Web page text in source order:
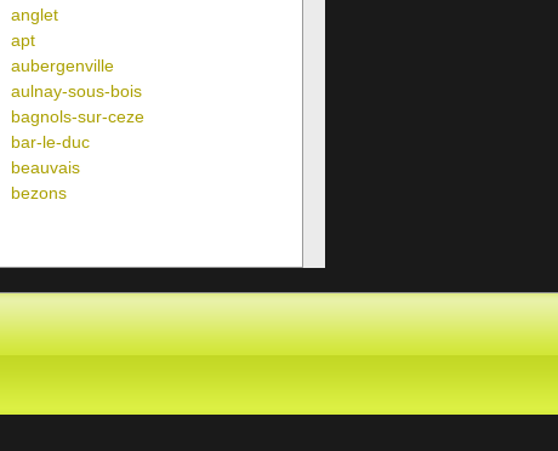
anglet
apt
aubergenville
aulnay-sous-bois
bagnols-sur-ceze
bar-le-duc
beauvais
bezons